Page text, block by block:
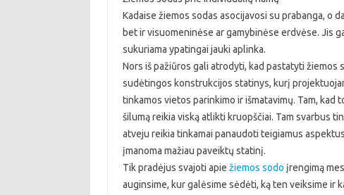
Kadaise žiemos sodas asocijavosi su prabanga, o
bet ir visuomeninėse ar gamybinėse erdvėse. Jis
sukuriama ypatingai jauki aplinka.
Nors iš pažiūros gali atrodyti, kad pastatyti žiemos
sudėtingos konstrukcijos statinys, kurį
tinkamos vietos parinkimo ir išmatavimų. Tam,
šilumą reikia viską atlikti kruopščiai. Tam svarbus
atveju reikia tinkamai panaudoti teigiamus
įmanoma mažiau paveiktų statinį.
Tik pradėjus svajoti apie žiemos sodo įrengimą
auginsime, kur galėsime sėdėti, ką ten veiksime ir